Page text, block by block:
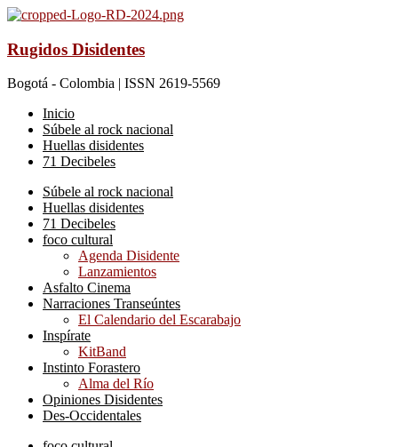
Rugidos Disidentes
Bogotá - Colombia | ISSN 2619-5569
Inicio
Súbele al rock nacional
Huellas disidentes
71 Decibeles
Súbele al rock nacional
Huellas disidentes
71 Decibeles
foco cultural
Agenda Disidente
Lanzamientos
Asfalto Cinema
Narraciones Transeúntes
El Calendario del Escarabajo
Inspírate
KitBand
Instinto Forastero
Alma del Río
Opiniones Disidentes
Des-Occidentales